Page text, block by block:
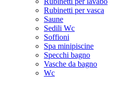
Rubinetti per vasca
Saune
Sedili Wc
Soffioni
Spa minipiscine
Specchi bagno
Vasche da bagno
Wc